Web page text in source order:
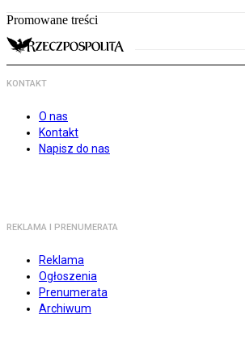
Promowane treści
KONTAKT
O nas
Kontakt
Napisz do nas
REKLAMA I PRENUMERATA
Reklama
Ogłoszenia
Prenumerata
Archiwum